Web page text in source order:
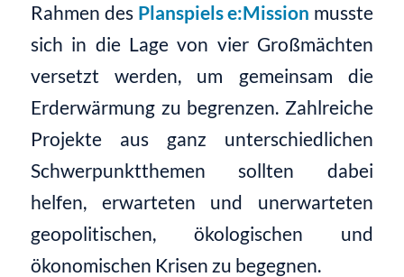
Rahmen des Planspiels e:Mission musste
sich in die Lage von vier Großmächten
versetzt werden, um gemeinsam die
Erderwärmung zu begrenzen. Zahlreiche
Projekte aus ganz unterschiedlichen
Schwerpunktthemen sollten dabei
helfen, erwarteten und unerwarteten
geopolitischen, ökologischen und
ökonomischen Krisen zu begegnen.